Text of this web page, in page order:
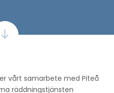
vårt samarbete med Piteå
räddningstjänsten